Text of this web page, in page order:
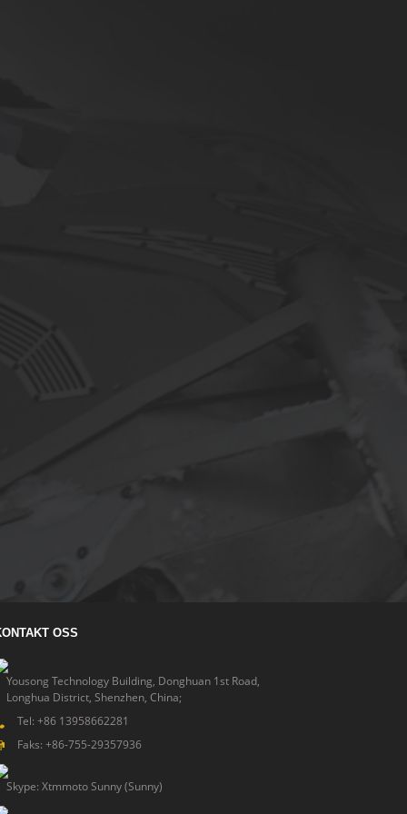
OSS
Yousong Technology Building, Donghuan 1st Road,
Longhua District, Shenzhen, China;
Tel: +86 13958662281
Faks: +86-755-29357936
Skype: Xtmmoto Sunny (Sunny)